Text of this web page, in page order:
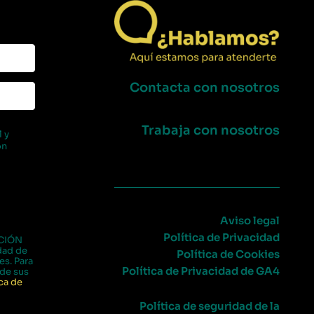
y
de
Para
sus
de
Contacta con nosotros
Trabaja con nosotros
Aviso legal
Política de Privacidad
Política de Cookies
Política de Privacidad de GA4
Política de seguridad de la